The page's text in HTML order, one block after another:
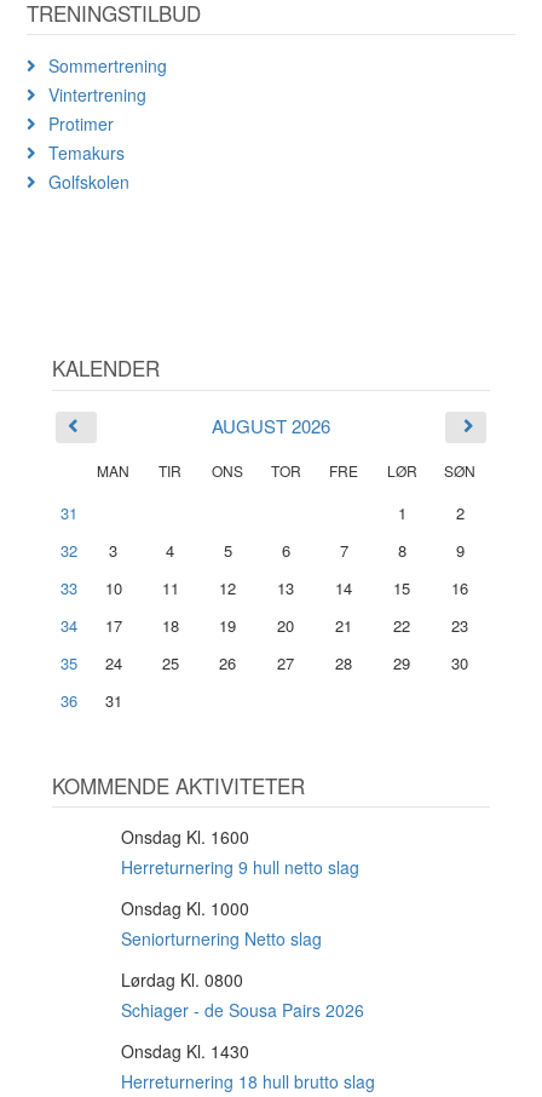
TRENINGSTILBUD
Sommertrening
Vintertrening
Protimer
Temakurs
Golfskolen
KALENDER
AUGUST 2026
MAN TIR ONS TOR FRE LØR SØN
31 1
2
32
3 4 5 6 7 8
9
33
10 11 12 13 14 15
16
34
17 18 19 20 21 22
23
35
24 25 26 27 28 29
30
36
31
KOMMENDE AKTIVITETER
Onsdag Kl. 1600
Herreturnering 9 hull netto slag
Onsdag Kl. 1000
Seniorturnering Netto slag
Lørdag Kl. 0800
Schiager - de Sousa Pairs 2026
Onsdag Kl. 1430
Herreturnering 18 hull brutto slag